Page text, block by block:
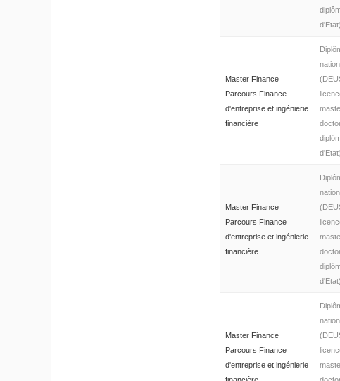
d'Etat)
Master Finance
Parcours Finance
d'entreprise et ingénierie
financière
d'Etat)
Master Finance
Parcours Finance
d'entreprise et ingénierie
financière
d'Etat)
Master Finance
Parcours Finance
d'entreprise et ingénierie